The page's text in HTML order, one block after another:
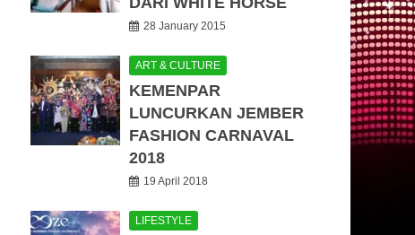
28 January 2015
ART & CULTURE
KEMENPAR
LUNCURKAN JEMBER
FASHION CARNAVAL
2018
19 April 2018
LIFESTYLE